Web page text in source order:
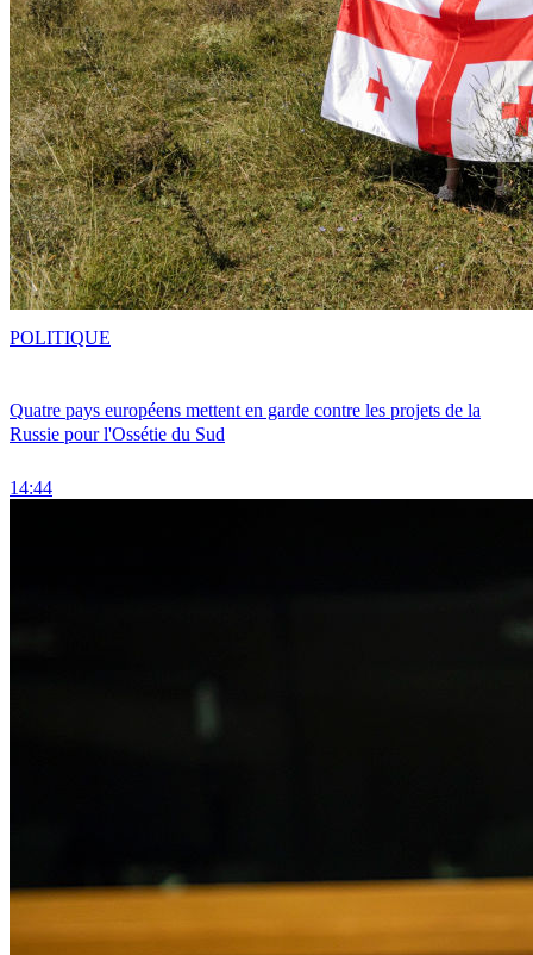
Quatre pays européens mettent en garde contre les projets de la
Russie pour l'Ossétie du Sud
14:44
POLITIQUE